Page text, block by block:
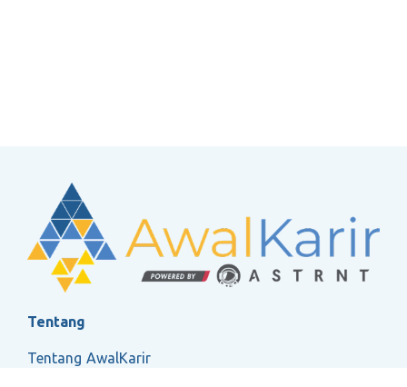
Tentang
Tentang AwalKarir